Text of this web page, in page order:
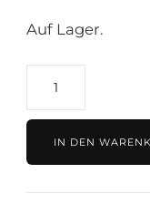
Auf Lager.
beige,
Kollektion
Shades
von
IN DEN